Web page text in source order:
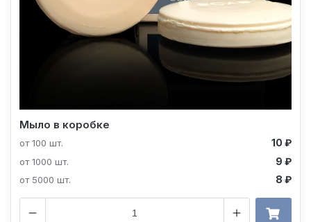
Мыло в коробке
от 100 шт. 10 ₽
от 1000 шт. 9 ₽
от 5000 шт. 8 ₽